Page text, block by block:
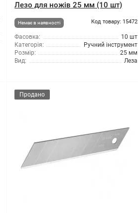
Лезо для ножів 25 мм (10 шт)
Немає в наявності Код товару: 15472
Фасовка:
10 шт
Категорія:
Ручний інструмент
Розмір:
25 мм
Вид:
Леза
Продано